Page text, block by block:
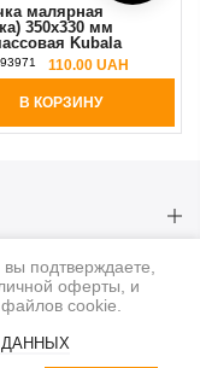
малярная
350x330 мм
Kubala
110.00 UAH
В КОРЗИНУ
подтверждаете,
оферты, и
cookie.